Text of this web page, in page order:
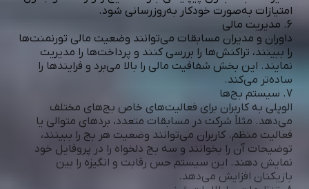
امتیازات به‌صورت خودکار به‌روزرسانی شود.
6. مدیریت مالی
داوران و مدیران مسابقات می‌توانند وضعیت مالی تورنمنت‌ها
را ببینند، تراکنش‌ها را بررسی کنند و پرداخت‌ها را مدیریت
نمایند. این بخش شفافیت مالی را بالا می‌برد و فرایندها را
ساده‌تر می‌کند.
7. سیستم بج‌ها
الوپلی به کاربران برای فعالیت‌های خاص بج‌های مختلف
می‌دهد. مثلاً شرکت در مسابقات متعدد، بردهای متوالی یا
فعالیت منظم. کاربران می‌توانند وضعیت هر بج را ببینند،
توضیحات آن را بخوانند و سه بج دلخواه را در پروفایل خود
نمایش دهند. این سیستم حس رقابت و انگیزه را بین
بازیکنان افزایش می‌دهد.